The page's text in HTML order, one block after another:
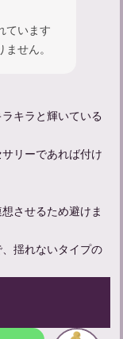
葉の例文を紹介
ています
せん。
キラと輝いている
リーであれば付け
させるため避けま
揺れないタイプの